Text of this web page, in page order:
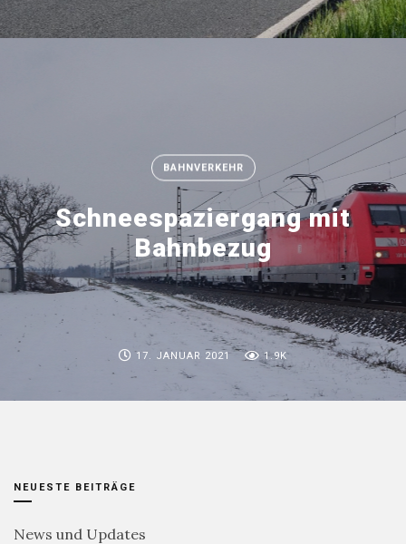
BAHNVERKEHR
Schneespaziergang mit
Bahnbezug
17. JANUAR 2021 1.9K
NEUESTE BEITRÄGE
News und Updates